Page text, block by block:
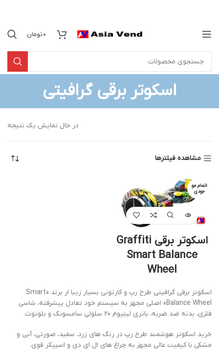
0تومان
اسکوتر برقی گرافیتی
در حال نمایش یک نتیجه
مشاهده فیلترها
اتمام مو
جودی
اسکوتر برقی Graffiti
Smart Balance
Wheel
اسکوتر برقی گرافیتی طرح رپ و کارتونی بسیار زیبا ار برند «Smart
Balance Wheel» اصلی مجهز به سیستم خود تعادل پیشرفته، شاسی
فلزی، بدنه ضد ضربه، باتری لیتیوم 20 سلولی سامسونگ و بلوتوث.
خرید اسکوتر هوشمند طرح رپ در رنگ های زرد، سفید، صورتی، آبی و
مشکی با کیفیت عالی مجهز به چراغ های ال ای دی و اسپیکر قوی.